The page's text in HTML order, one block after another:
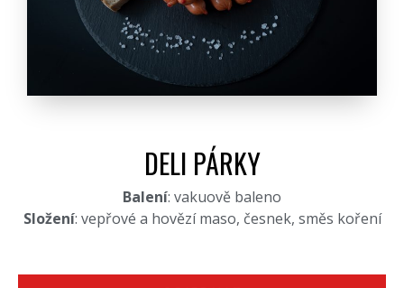
DELI PÁRKY
Balení: vakuově baleno
Složení: vepřové a hovězí maso, česnek, směs koření